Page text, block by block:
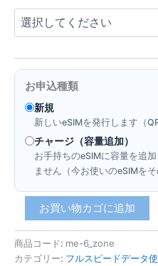
お申込種類
新規
新しいeSIMを発行します（
チャージ（容量追加）
お手持ちのeSIMに容量を追
ません（今お使いのeSIMを
地
域
6
お買い物カゴに追加
商品コード: me-6_zone
カテゴリー: フルスピードデータ